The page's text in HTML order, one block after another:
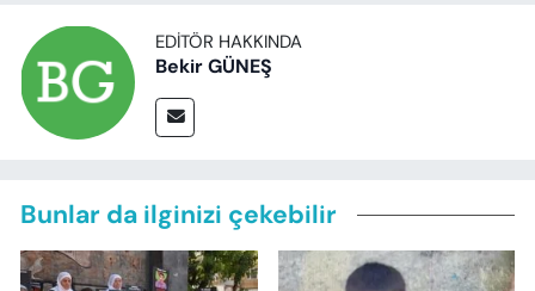
EDITÖR HAKKINDA
Bekir GÜNEŞ
Bunlar da ilginizi çekebilir